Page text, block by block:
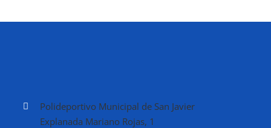
Polideportivo Municipal de San Javier
Explanada Mariano Rojas, 1